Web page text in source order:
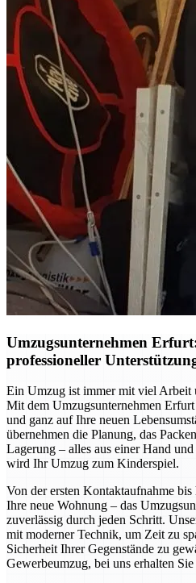
Umzugsunternehmen
professioneller
Ein Umzug ist immer mit viel Arbeit
Mit dem Umzugsunternehmen
und ganz auf Ihre neuen
übernehmen die Planung, das
Lagerung – alles aus einer Hand
wird Ihr Umzug zum Kinderspiel.
Von der ersten Kontaktaufnahme bis
Ihre neue Wohnung – das
zuverlässig durch jeden Schritt.
mit moderner Technik, um Zeit zu
Sicherheit Ihrer Gegenstände zu
Gewerbeumzug, bei uns erhalten